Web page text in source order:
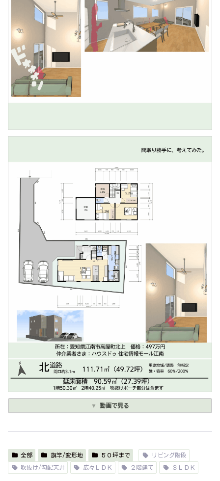
動画で見る
全部 旗竿/変形地 ５０坪まで リビング階段
吹抜け/勾配天井 広々ＬＤＫ ２階建て ３ＬＤＫ